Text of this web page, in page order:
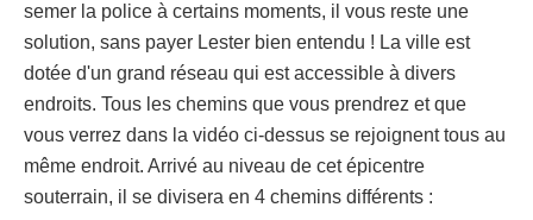
semer la police à certains moments, il vous reste une
solution, sans payer Lester bien entendu ! La ville est
dotée d'un grand réseau qui est accessible à divers
endroits. Tous les chemins que vous prendrez et que
vous verrez dans la vidéo ci-dessus se rejoignent tous au
même endroit. Arrivé au niveau de cet épicentre
souterrain, il se divisera en 4 chemins différents :